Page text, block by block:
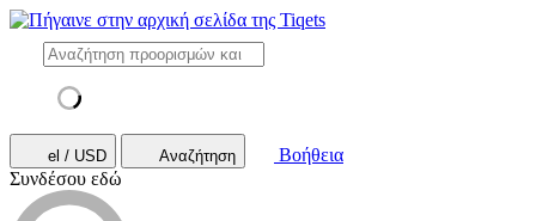
el / USD Αναζήτηση
Βοήθεια
Συνδέσου εδώ